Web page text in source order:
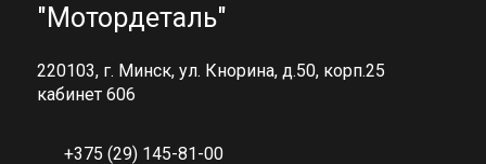
"Мотордеталь"
220103, г. Минск, ул. Кнорина, д.50, корп.25
кабинет 606
+375 (29) 145-81-00